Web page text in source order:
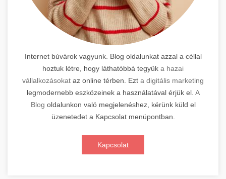
Internet búvárok vagyunk. Blog oldalunkat azzal a céllal
hoztuk létre, hogy láthatóbbá tegyük a hazai
vállalkozásokat az online térben. Ezt a digitális marketing
legmodernebb eszközeinek a használatával érjük el. A
Blog oldalunkon való megjelenéshez, kérünk küld el
üzenetedet a Kapcsolat menüpontban.
Kapcsolat